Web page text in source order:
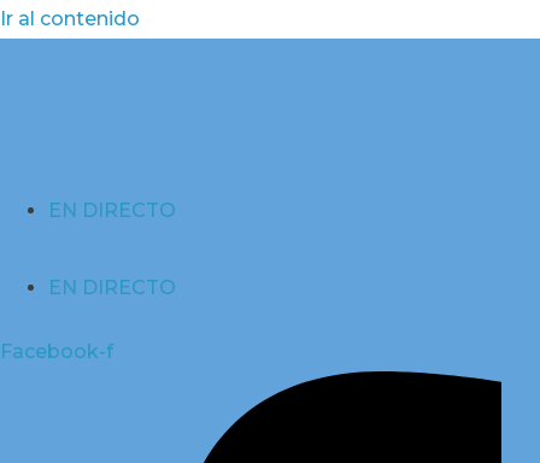
Ir al contenido
EN DIRECTO
EN DIRECTO
Facebook-f